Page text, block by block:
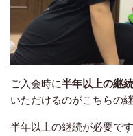
ご入会時に半年以上の継続
いただけるのがこちらの
半年以上の継続が必要で